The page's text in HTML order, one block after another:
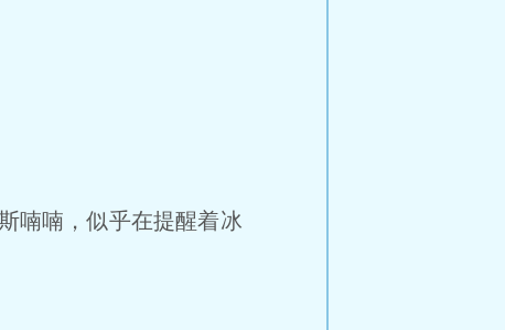
喃喃，似乎在提醒着冰